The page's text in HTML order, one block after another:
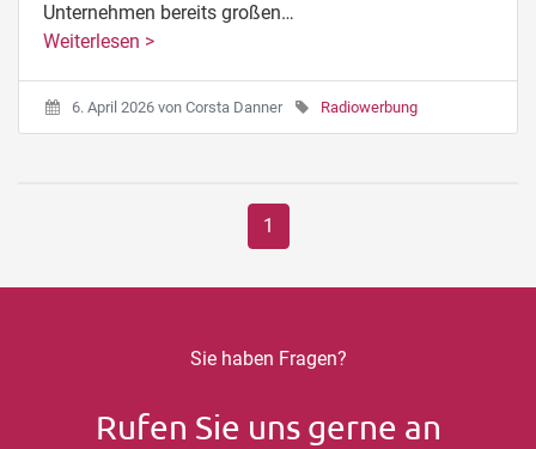
Unternehmen bereits großen…
Weiterlesen >
6. April 2026 von Corsta Danner Radiowerbung
1
Sie haben Fragen?
Rufen Sie uns gerne an